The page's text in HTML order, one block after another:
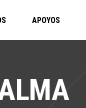
APOYOS